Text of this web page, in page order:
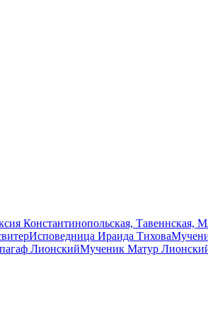
Константинопольская, Тавеннская,
Исповедница Ираида Тихова
ЛионскийМученик Матур